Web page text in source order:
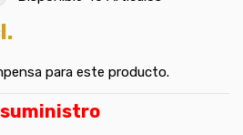
para este producto.
suministro